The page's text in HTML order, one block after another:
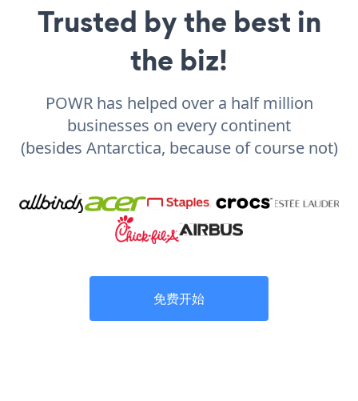
Trusted by the best in
the biz!
POWR has helped over a half million
businesses on every continent
(besides Antarctica, because of course not)
免费开始